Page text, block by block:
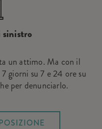
sinistro
un attimo. Ma con il
giorni su 7 e 24 ore su
per denunciarlo.